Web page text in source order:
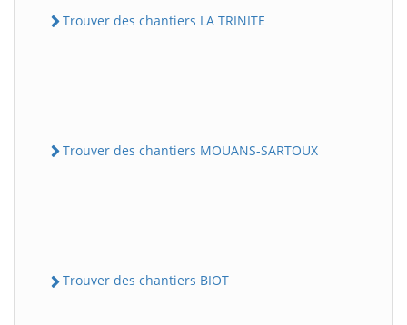
Trouver des chantiers LA TRINITE
Trouver des chantiers MOUANS-SARTOUX
Trouver des chantiers BIOT